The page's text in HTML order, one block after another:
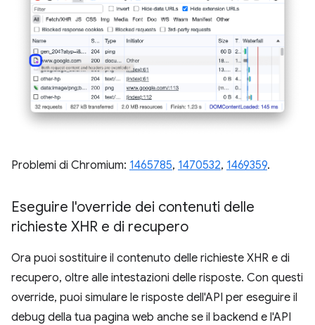
Problemi di Chromium: 1465785, 1470532, 1469359.
Eseguire l'override dei contenuti delle
richieste XHR e di recupero
Ora puoi sostituire il contenuto delle richieste XHR e di
recupero, oltre alle intestazioni delle risposte. Con questi
override, puoi simulare le risposte dell'API per eseguire il
debug della tua pagina web anche se il backend e l'API